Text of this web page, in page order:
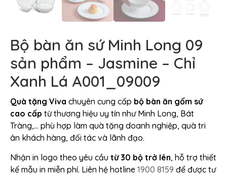
Bộ bàn ăn sứ Minh Long 09
sản phẩm – Jasmine – Chỉ
Xanh Lá A001_09009
Quà tặng Viva chuyên cung cấp bộ bàn ăn gốm sứ
cao cấp từ thương hiệu uy tín như Minh Long, Bát
Tràng,… phù hợp làm quà tặng doanh nghiệp, quà tri
ân khách hàng, đối tác và lãnh đạo.
Nhận in logo theo yêu cầu từ 30 bộ trở lên, hỗ trợ thiết
kế mẫu in miễn phí. Liên hệ hotline 1900 8159 để được tư